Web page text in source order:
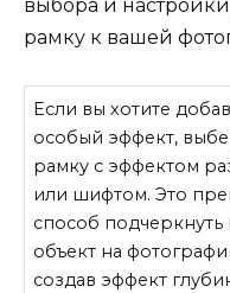
выбора и
рамку к вашей
Если вы хотите
особый эффект,
рамку с эффектом
или шифтом. Это
способ подчеркнуть
объект на
создав эффект